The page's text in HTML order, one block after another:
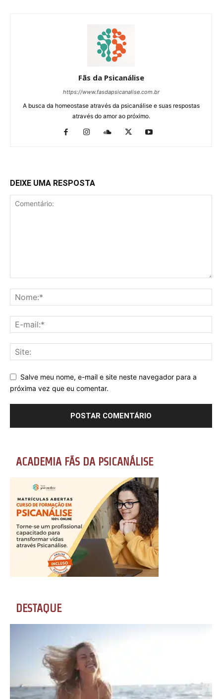
Fãs da Psicanálise
https://www.fasdapsicanalise.com.br
A busca da homeostase através da psicanálise e suas respostas
através do amor ao próximo.
DEIXE UMA RESPOSTA
Salve meu nome, e-mail e site neste navegador para a
próxima vez que eu comentar.
ACADEMIA FÃS DA PSICANÁLISE
DESTAQUE